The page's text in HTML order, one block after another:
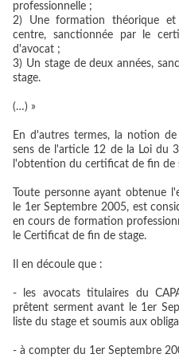
professionnelle ;
2) Une formation théorique
centre, sanctionnée par le
d'avocat ;
3) Un stage de deux années,
stage.
(…) »
En d'autres termes, la notion
sens de l'article 12 de la Loi du
l'obtention du certificat de fin de
Toute personne ayant obtenue
le 1er Septembre 2005, est
en cours de formation
le Certificat de fin de stage.
Il en découle que :
- les avocats titulaires du
prêtent serment avant le 1er
liste du stage et soumis aux
- à compter du 1er Septembre